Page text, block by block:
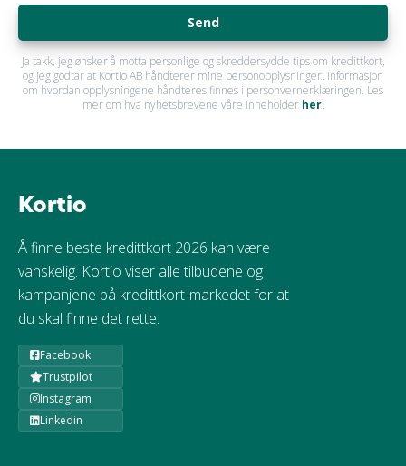
Send
Ja takk, jeg ønsker å motta personlige og skreddersydde tips om kredittkort,
og jeg godtar at Kortio AB håndterer mine personopplysninger. Informasjon
om hvordan opplysningene håndteres finnes i personvernerklæringen. Les
mer om hva nyhetsbrevene våre inneholder her.
Kortio
Å finne beste kredittkort 2026 kan være
vanskelig. Kortio viser alle tilbudene og
kampanjene på kredittkort-markedet for at
du skal finne det rette.
Facebook
Trustpilot
Instagram
Linkedin